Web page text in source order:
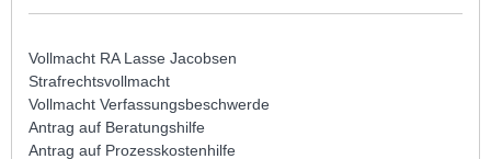
Vollmacht RA Lasse Jacobsen
Strafrechtsvollmacht
Vollmacht Verfassungsbeschwerde
Antrag auf Beratungshilfe
Antrag auf Prozesskostenhilfe